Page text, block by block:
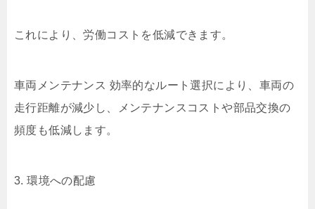
これにより、労働コストを低減できます。
車両メンテナンス 効率的なルート選択により、車両の
走行距離が減少し、メンテナンスコストや部品交換の
頻度も低減します。
3. 環境への配慮